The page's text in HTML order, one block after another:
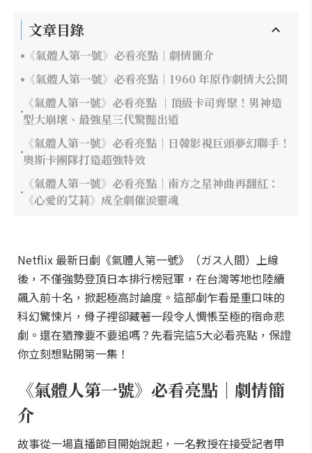
文章目錄
《氣體人第一號》必看亮點｜劇情簡介
《氣體人第一號》必看亮點｜1960 年原作劇情大公開
《氣體人第一號》必看亮點 ｜頂級卡司齊聚！男神造
型大崩壞、最強星三代驚豔出道
《氣體人第一號》必看亮點｜日韓影視巨頭夢幻聯手！
奧斯卡團隊打造超強特效
《氣體人第一號》必看亮點｜南方之星神曲再翻紅：
《心愛的艾莉》成全劇催淚靈魂
Netflix 最新日劇《氣體人第一號》（ガス人間）上線
後，不僅強勢登頂日本排行榜冠軍，在台灣等地也陸續
飆入前十名，掀起極高討論度。這部劇乍看是重口味的
科幻驚悚片，骨子裡卻藏著一段令人惆悵至極的宿命悲
劇。還在猶豫要不要追嗎？先看完這5大必看亮點，保證
你立刻想點開第一集！
《氣體人第一號》必看亮點｜劇情簡
介
故事從一場直播節目開始說起，一名教授在接受記者甲